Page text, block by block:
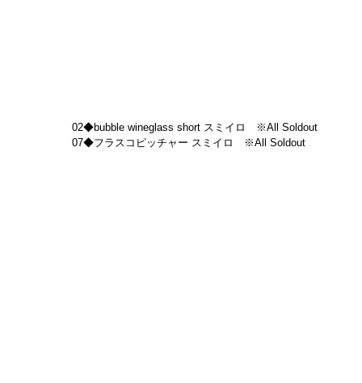
02◆bubble wineglass short スミイロ　※All Soldout
07◆フラスコピッチャー スミイロ　※All Soldout